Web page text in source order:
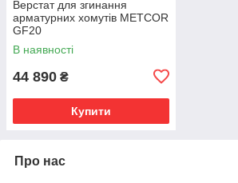
Верстат для згинання
арматурних хомутів METСOR
GF20
В наявності
44 890 ₴
Купити
Про нас